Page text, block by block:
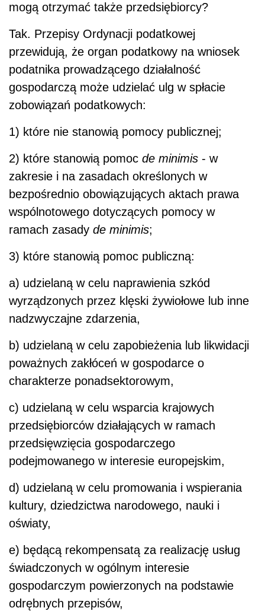
mogą otrzymać także przedsiębiorcy?
Tak. Przepisy Ordynacji podatkowej
przewidują, że organ podatkowy na wniosek
podatnika prowadzącego działalność
gospodarczą może udzielać ulg w spłacie
zobowiązań podatkowych:
1) które nie stanowią pomocy publicznej;
2) które stanowią pomoc de minimis - w
zakresie i na zasadach określonych w
bezpośrednio obowiązujących aktach prawa
wspólnotowego dotyczących pomocy w
ramach zasady de minimis;
3) które stanowią pomoc publiczną:
a) udzielaną w celu naprawienia szkód
wyrządzonych przez klęski żywiołowe lub inne
nadzwyczajne zdarzenia,
b) udzielaną w celu zapobieżenia lub likwidacji
poważnych zakłóceń w gospodarce o
charakterze ponadsektorowym,
c) udzielaną w celu wsparcia krajowych
przedsiębiorców działających w ramach
przedsięwzięcia gospodarczego
podejmowanego w interesie europejskim,
d) udzielaną w celu promowania i wspierania
kultury, dziedzictwa narodowego, nauki i
oświaty,
e) będącą rekompensatą za realizację usług
świadczonych w ogólnym interesie
gospodarczym powierzonych na podstawie
odrębnych przepisów,